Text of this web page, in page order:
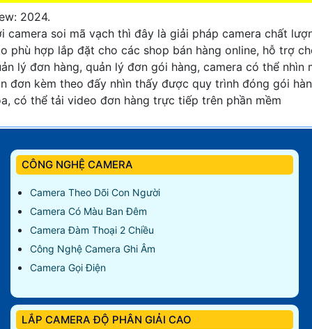
2024.
camera soi mã vạch thì đây là giải pháp camera chất
phù hợp lắp đặt cho các shop bán hàng online, hỗ trợ
lý đơn hàng, quản lý đơn gói hàng, camera có thể nhìn
đơn kèm theo đấy nhìn thấy được quy trình đóng gói
có thể tải video đơn hàng trực tiếp trên phần mềm
CÔNG NGHỆ CAMERA
Camera Theo Dõi Con Người
Camera Có Màu Ban Đêm
Camera Đàm Thoại 2 Chiều
Công Nghệ Camera Ghi Âm
Camera Gọi Điện
LẮP CAMERA ĐỘ PHÂN GIẢI CAO